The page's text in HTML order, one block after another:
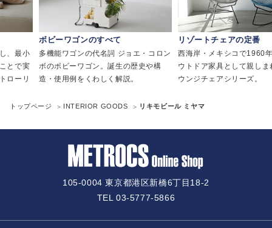
ジョエ・コロン
生の歴史や構
解説。
リゾートチェアの定番
西海岸・メキシコで1960年代からア
ウトドア家具として親しまれていたラ
ウンジチェアシリーズ。
革命をもたらし
現代の折りたた
た、MoMAにも収
トップページ INTERIOR GOODS リキモビール ミヤマ
105-0004 東京都港区新橋6丁目18-2
TEL 03-5777-5866